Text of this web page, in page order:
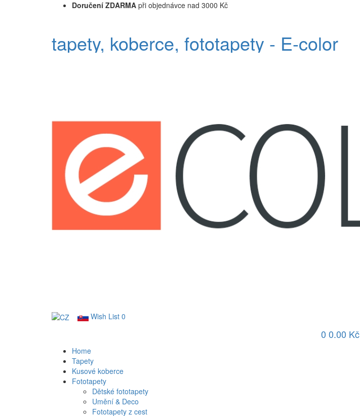
Doručení ZDARMA při objednávce nad 3000 Kč
tapety, koberce, fototapety - E-color
Wish List 0
0 0.00 Kč
Home
Tapety
Kusové koberce
Fototapety
Dětské fototapety
Umění & Deco
Fototapety z cest